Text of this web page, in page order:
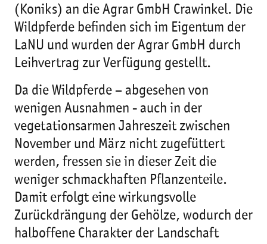
(Koniks) an die Agrar GmbH Crawinkel. Die
Wildpferde befinden sich im Eigentum der
LaNU und wurden der Agrar GmbH durch
Leihvertrag zur Verfügung gestellt.
Da die Wildpferde – abgesehen von
wenigen Ausnahmen - auch in der
vegetationsarmen Jahreszeit zwischen
November und März nicht zugefüttert
werden, fressen sie in dieser Zeit die
weniger schmackhaften Pflanzenteile.
Damit erfolgt eine wirkungsvolle
Zurückdrängung der Gehölze, wodurch der
halboffene Charakter der Landschaft